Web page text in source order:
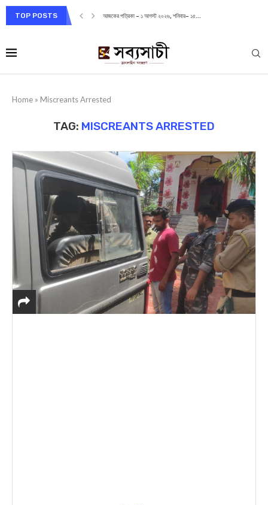
TOP POSTS আজকের পত্রিকা – ১ আগস্ট ২০২৬, শনিবার– ১৫...
Home » Miscreants Arrested
TAG: MISCREANTS ARRESTED